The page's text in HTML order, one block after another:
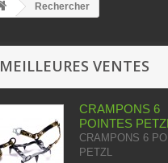
Rechercher
MEILLEURES VENTES
CRAMPONS 6
POINTES PETZL
CRAMPONS 6
PETZL